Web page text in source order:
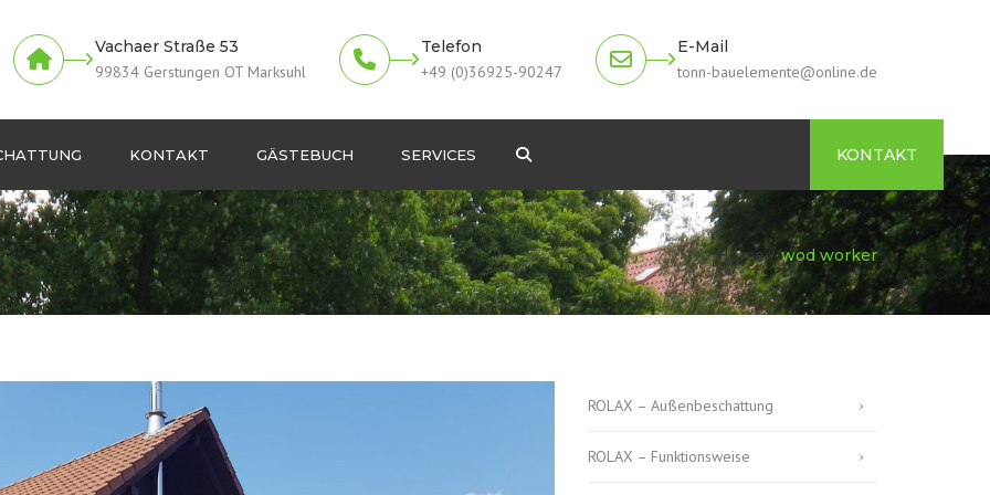
Vachaer Straße 53
99834 Gerstungen OT Marksuhl
Telefon
+49 (0)36925-90247
E-Mail
tonn-bauelemente@online.de
KONTAKT GÄSTEBUCH SERVICES
Wintergartenreinigung
KONTAKT
Home wod worker
ROLAX – Außenbeschattung
ROLAX – Funktionsweise